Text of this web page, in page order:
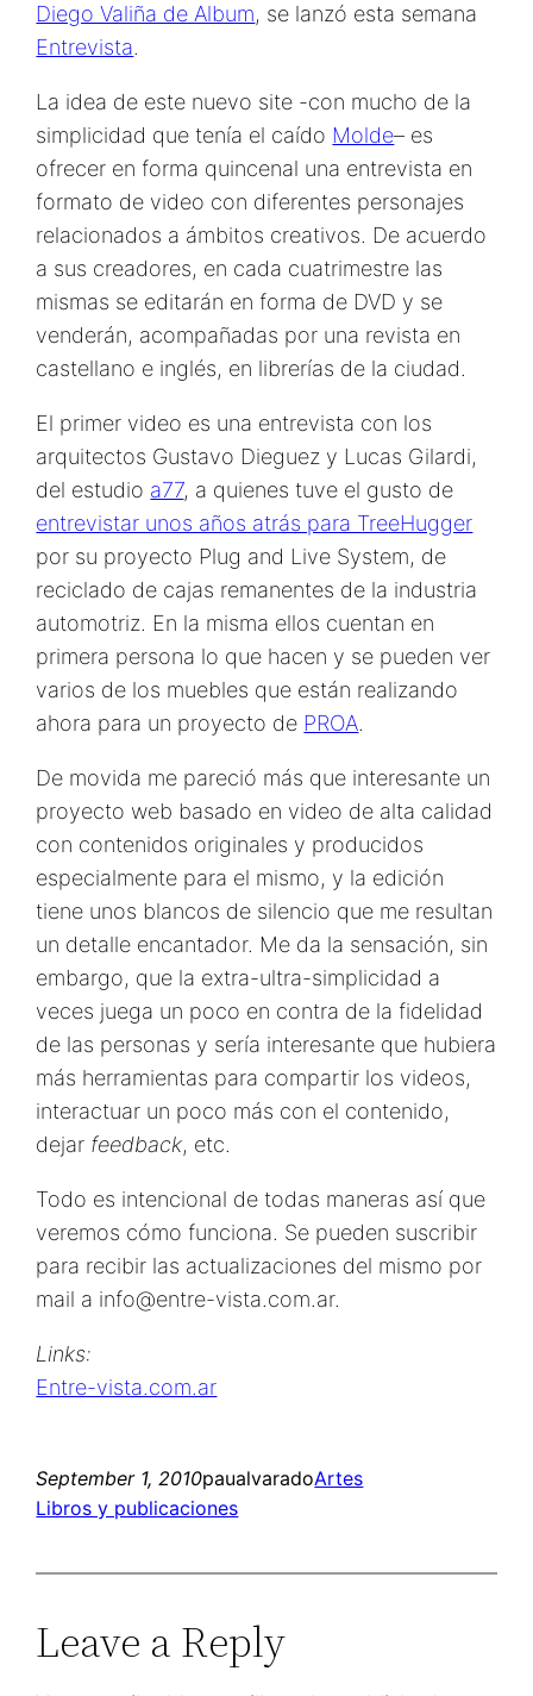
Diego Valiña de Album, se lanzó esta semana
Entrevista.
La idea de este nuevo site -con mucho de la
simplicidad que tenía el caído Molde– es
ofrecer en forma quincenal una entrevista en
formato de video con diferentes personajes
relacionados a ámbitos creativos. De acuerdo
a sus creadores, en cada cuatrimestre las
mismas se editarán en forma de DVD y se
venderán, acompañadas por una revista en
castellano e inglés, en librerías de la ciudad.
El primer video es una entrevista con los
arquitectos Gustavo Dieguez y Lucas Gilardi,
del estudio a77, a quienes tuve el gusto de
entrevistar unos años atrás para TreeHugger
por su proyecto Plug and Live System, de
reciclado de cajas remanentes de la industria
automotriz. En la misma ellos cuentan en
primera persona lo que hacen y se pueden ver
varios de los muebles que están realizando
ahora para un proyecto de PROA.
De movida me pareció más que interesante un
proyecto web basado en video de alta calidad
con contenidos originales y producidos
especialmente para el mismo, y la edición
tiene unos blancos de silencio que me resultan
un detalle encantador. Me da la sensación, sin
embargo, que la extra-ultra-simplicidad a
veces juega un poco en contra de la fidelidad
de las personas y sería interesante que hubiera
más herramientas para compartir los videos,
interactuar un poco más con el contenido,
dejar feedback, etc.
Todo es intencional de todas maneras así que
veremos cómo funciona. Se pueden suscribir
para recibir las actualizaciones del mismo por
mail a info@entre-vista.com.ar.
Links:
Entre-vista.com.ar
September 1, 2010paualvaradoArtes
Libros y publicaciones
Leave a Reply